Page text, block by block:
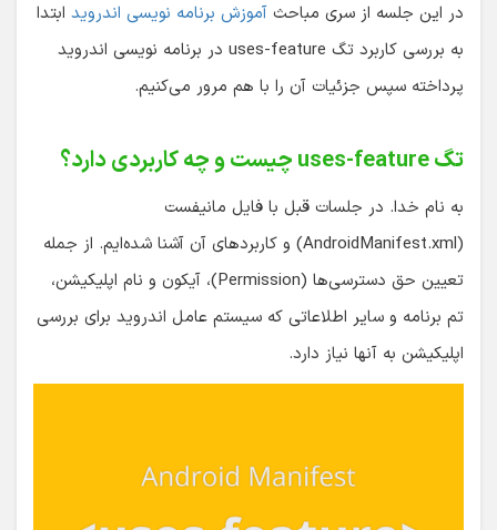
در این جلسه از سری مباحث آموزش برنامه نویسی اندروید ابتدا
به بررسی کاربرد تگ uses-feature در برنامه نویسی اندروید
پرداخته سپس جزئیات آن را با هم مرور می‌کنیم.
تگ uses-feature چیست و چه کاربردی دارد؟
به نام خدا. در جلسات قبل با فایل مانیفست
(AndroidManifest.xml) و کاربردهای آن آشنا شده‌ایم. از جمله
تعیین حق دسترسی‌ها (Permission)، آیکون و نام اپلیکیشن،
تم برنامه و سایر اطلاعاتی که سیستم عامل اندروید برای بررسی
اپلیکیشن به آنها نیاز دارد.